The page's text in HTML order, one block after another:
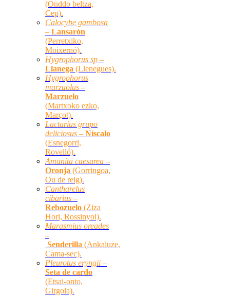
(Onddo beltza,
Cep).
Calocybe gambosa
– Lansarón
(Perretxiko,
Moixernó).
Hygrophorus sp –
Llanega (Llenegues).
Hygrophorus
marzuolus –
Marzuelo
(Martxoko ezko,
Marçot).
Lactarius grupo
deliciosus – Níscalo
(Esnegorri,
Rovelló).
Amanita caesarea –
Oronja (Gorringoa,
Ou de reig).
Cantharelus
cibarius –
Rebozuelo (Ziza
Hori, Rossinyol).
Marasmius oreades
–
Senderilla (Ankaluze,
Cama-sec).
Pleurotus eryngii –
Seta de cardo
(Etsai-onto,
Girgola).